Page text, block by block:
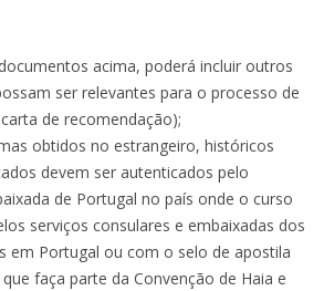
acima, poderá incluir outros
ser relevantes para o processo de
de recomendação);
obtidos no estrangeiro, históricos
devem ser autenticados pelo
de Portugal no país onde o curso
serviços consulares e embaixadas dos
em Portugal ou com o selo de apostila
faça parte da Convenção de Haia e